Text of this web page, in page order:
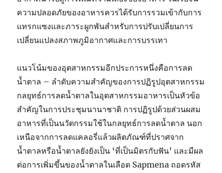
ความปลอดภัยของอาหารควรได้รับการรวมเข้ากับการ
แทรกแซงและภาระผูกพันสำหรับการปรับเปลี่ยนการ
เปลี่ยนแปลงสภาพภูมิอากาศและการบรรเทา
แนวโน้มของอุตสาหกรรมอีกประการหนึ่งคือการลด
น้ำตาล – ลำดับความสำคัญของการปฏิรูปอุตสาหกรรม
กลยุทธ์การลดน้ำตาลในอุตสาหกรรมอาหารเป็นหัวข้อ
สำคัญในการประชุมนานาชาติ การปฏิรูปด้วยส่วนผสม
อาหารที่เป็นนวัตกรรมใช้ในกลยุทธ์การลดน้ำตาล นอก
เหนือจากการลดแคลอรี่แล้วผลิตภัณฑ์ที่ปราศจาก
น้ำตาลหรือน้ำตาลยังยังเป็น ‘ที่เป็นมิตรกับฟัน’ และมีผล
ต่อการเพิ่มขึ้นของน้ำตาลในเลือด Sapmena ถอดรหัส